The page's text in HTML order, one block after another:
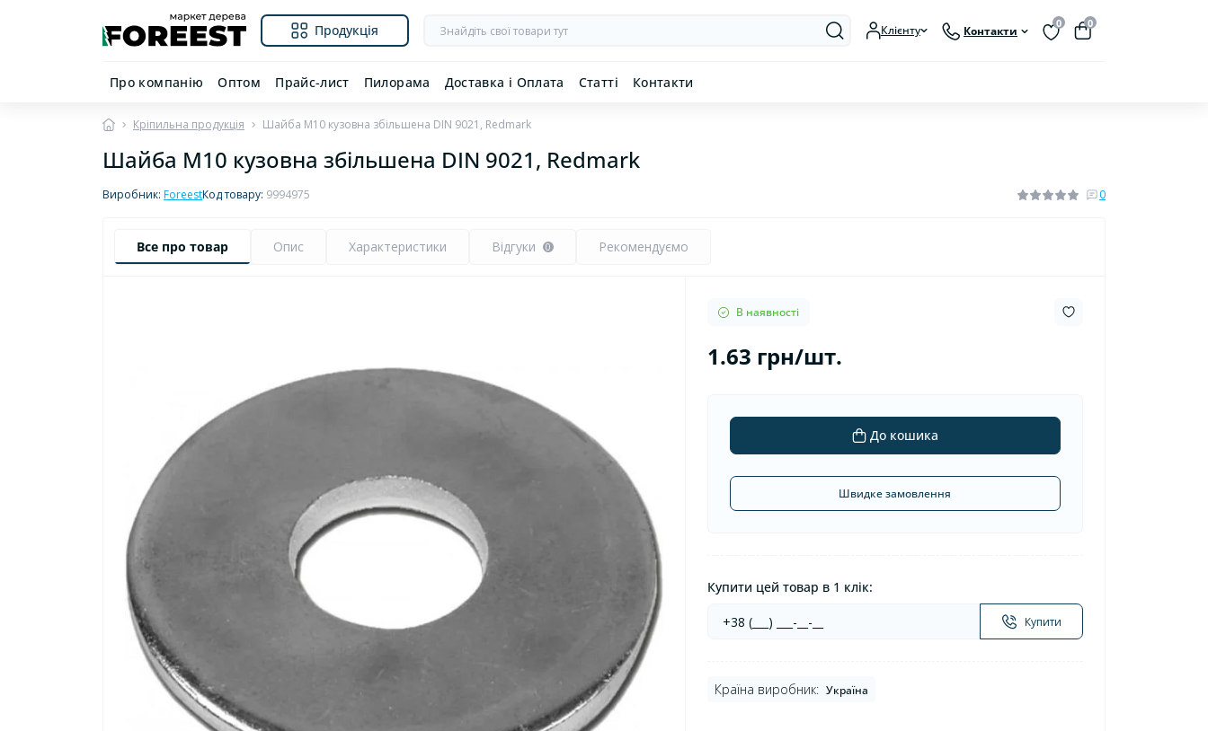
Продукція Клієнту Контакти
0 0
Про компанію Оптом Прайс-лист Пилорама Доставка і Оплата Статті Контакти
Кріпильна продукція Шайба М10 кузовна збільшена DIN 9021, Redmark
Шайба М10 кузовна збільшена DIN 9021, Redmark
Виробник: ForeestКод товару: 9994975 0
Все про товар Опис Характеристики Відгуки 0 Рекомендуємо
В наявності
1.63 грн/шт.
До кошика
Швидке замовлення
Купити цей товар в 1 клік:
Купити
Країна виробник: Україна